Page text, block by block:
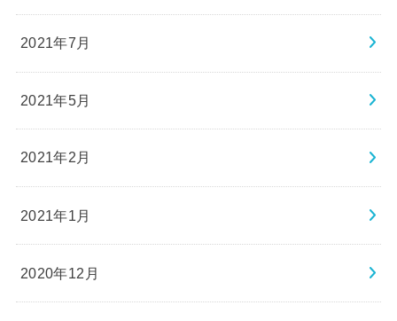
2021年7月
2021年5月
2021年2月
2021年1月
2020年12月